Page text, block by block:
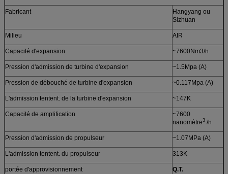
Fabricant
Hangyang ou
Sizhuan
Milieu AIR
Capacité d'expansion ~7600Nm3/h
Pression d'admission de turbine d'expansion ~1.5Mpa (A)
Pression de débouché de turbine d'expansion ~0.117Mpa (A)
L'admission tentent. de la turbine d'expansion ~147K
Capacité de amplification
~7600
nanomètre3 /h
Pression d'admission de propulseur ~1.07MPa (A)
L'admission tentent. du propulseur 313K
portée d'approvisionnement Q.T.